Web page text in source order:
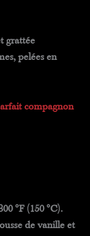
grattée
pelées en
compagnon
°F (150 °C).
de vanille et